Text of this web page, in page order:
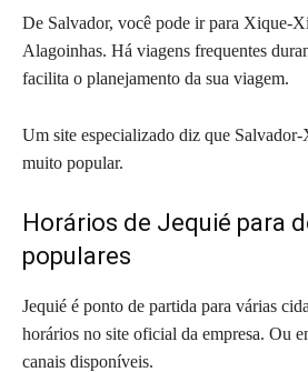
De Salvador, você pode ir para Xique-
Alagoinhas. Há viagens frequentes
facilita o planejamento da sua viagem.
Um site especializado diz que
muito popular.
Horários de Jequié para
populares
Jequié é ponto de partida para várias
horários no site oficial da empresa. Ou
canais disponíveis.